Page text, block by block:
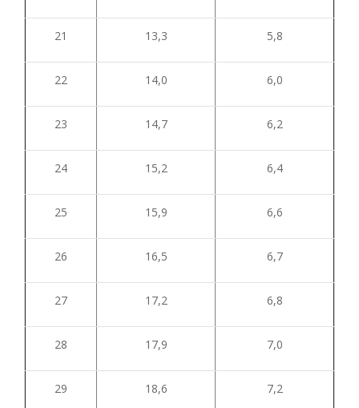
21 13,3 5,8
22 14,0 6,0
23 14,7 6,2
24 15,2 6,4
25 15,9 6,6
26 16,5 6,7
27 17,2 6,8
28 17,9 7,0
29 18,6 7,2